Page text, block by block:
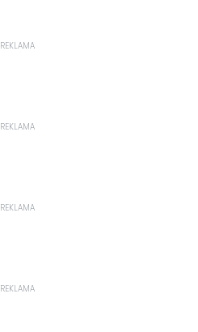
REKLAMA
REKLAMA
REKLAMA
REKLAMA